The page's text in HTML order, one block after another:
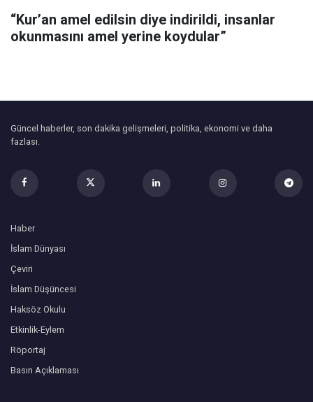
“Kur’an amel edilsin diye indirildi, insanlar
okunmasını amel yerine koydular”
Güncel haberler, son dakika gelişmeleri, politika, ekonomi ve daha
fazlası.
Haber
İslam Dünyası
Çeviri
İslam Düşüncesi
Haksöz Okulu
Etkinlik-Eylem
Röportaj
Basın Açıklaması